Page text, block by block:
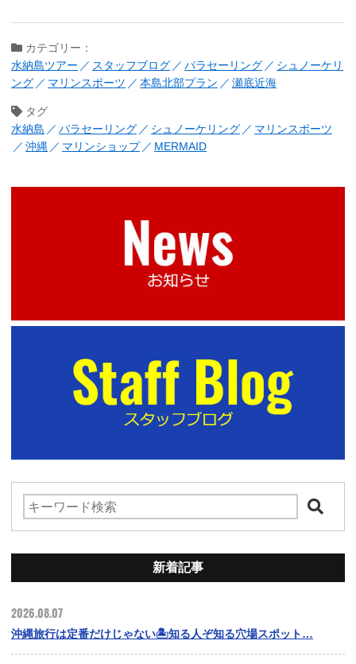
カテゴリー：
水納島ツアー
スタッフブログ パラセーリング
シュノーケリ
ング
マリンスポーツ 本島北部プラン 瀬底近海
タグ
水納島
パラセーリング シュノーケリング
マリンスポーツ
沖縄
マリンショップ MERMAID
新着記事
2026.08.07
沖縄旅行は定番だけじゃない🏝️知る人ぞ知る穴場スポット…